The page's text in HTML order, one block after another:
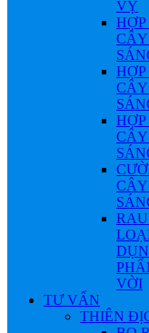
VỴ
VỜI
TƯ VẤN
THIÊN